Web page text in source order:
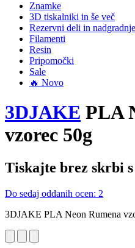
Znamke
3D tiskalniki in še več
Rezervni deli in nadgradnje
Filamenti
Resin
Pripomočki
Sale
🔥 Novo
3DJAKE PLA
vzorec 50g
Tiskajte brez skrbi
Do sedaj oddanih ocen: 2
3DJAKE PLA Neon Rumena